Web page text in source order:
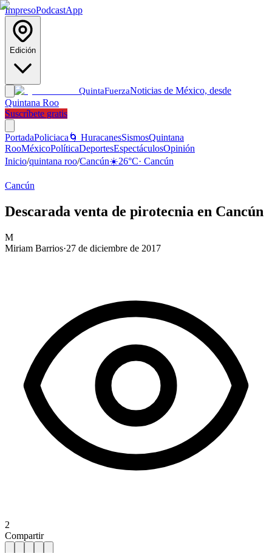
ImpresoPodcastApp
Edición
QuintaFuerzaNoticias de México, desde
Quintana Roo
Suscríbete gratis
PortadaPoliciaca 🌀 HuracanesSismosQuintana
RooMéxicoPolíticaDeportesEspectáculosOpinión
Inicio/quintana roo/Cancún☀️26°C· Cancún
Cancún
Descarada venta de pirotecnia en Cancún
M
Miriam Barrios·27 de diciembre de 2017
2
Compartir